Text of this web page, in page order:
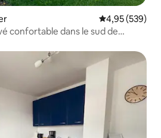
Évaluation
4,95 (539)
confortable dans le sud de